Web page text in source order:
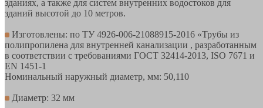
зданиях, а также для систем внутренних водостоков для
зданий высотой до 10 метров.
Изготовлены: по ТУ 4926-006-21088915-2016 «Трубы из
полипропилена для внутренней канализации , разработанным
в соответствии с требованиями ГОСТ 32414-2013, ISO 7671 и
EN 1451-1
Номинальный наружный диаметр, мм: 50,110
Диаметр: 32 мм